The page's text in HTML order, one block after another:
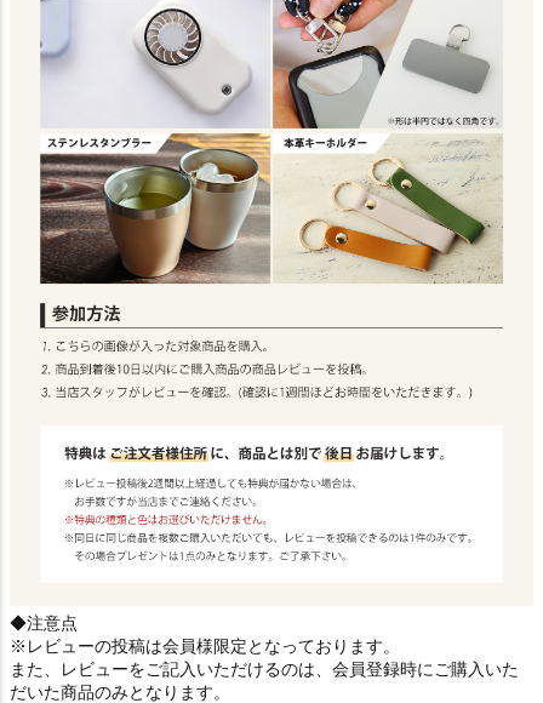
◆注意点
※レビューの投稿は会員様限定となっております。
また、レビューをご記入いただけるのは、会員登録時にご購入いた
だいた商品のみとなります。